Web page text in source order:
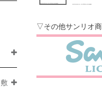
▽その他サンリオ